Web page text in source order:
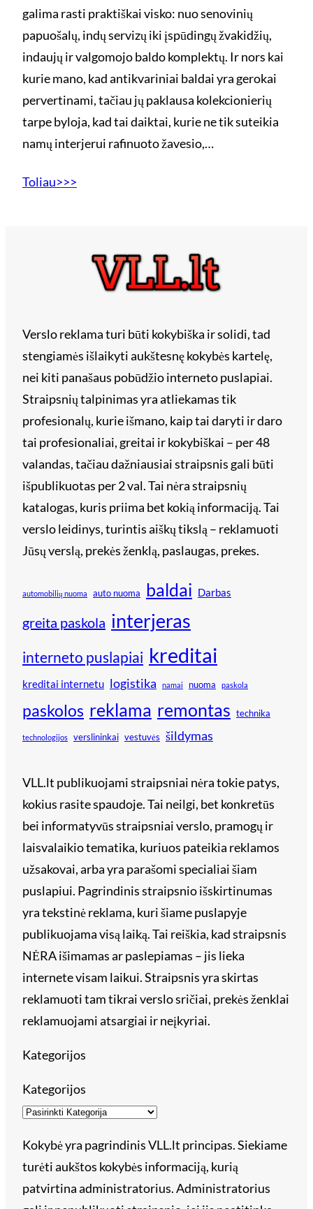
galima rasti praktiškai visko: nuo senovinių
papuošalų, indų servizų iki įspūdingų žvakidžių,
indaujų ir valgomojo baldo komplektų. Ir nors kai
kurie mano, kad antikvariniai baldai yra gerokai
pervertinami, tačiau jų paklausa kolekcionierių
tarpe byloja, kad tai daiktai, kurie ne tik suteikia
namų interjerui rafinuoto žavesio,…
Toliau>>>
Verslo reklama turi būti kokybiška ir solidi, tad
stengiamės išlaikyti aukštesnę kokybės kartelę,
nei kiti panašaus pobūdžio interneto puslapiai.
Straipsnių talpinimas yra atliekamas tik
profesionalų, kurie išmano, kaip tai daryti ir daro
tai profesionaliai, greitai ir kokybiškai – per 48
valandas, tačiau dažniausiai straipsnis gali būti
išpublikuotas per 2 val. Tai nėra straipsnių
katalogas, kuris priima bet kokią informaciją. Tai
verslo leidinys, turintis aiškų tikslą – reklamuoti
Jūsų verslą, prekės ženklą, paslaugas, prekes.
automobilių nuoma auto nuoma baldai Darbas
greita paskola interjeras
interneto puslapiai kreditai
kreditai internetu logistika namai nuoma paskola
paskolos reklama remontas technika
technologijos verslininkai vestuvės šildymas
VLL.lt publikuojami straipsniai nėra tokie patys,
kokius rasite spaudoje. Tai neilgi, bet konkretūs
bei informatyvūs straipsniai verslo, pramogų ir
laisvalaikio tematika, kuriuos pateikia reklamos
užsakovai, arba yra parašomi specialiai šiam
puslapiui. Pagrindinis straipsnio išskirtinumas
yra tekstinė reklama, kuri šiame puslapyje
publikuojama visą laiką. Tai reiškia, kad straipsnis
NĖRA išimamas ar paslepiamas – jis lieka
internete visam laikui. Straipsnis yra skirtas
reklamuoti tam tikrai verslo sričiai, prekės ženklai
reklamuojami atsargiai ir neįkyriai.
Kategorijos
Kategorijos
Kokybė yra pagrindinis VLL.lt principas. Siekiame
turėti aukštos kokybės informaciją, kurią
patvirtina administratorius. Administratorius